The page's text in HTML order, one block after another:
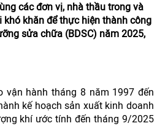
các đơn vị, nhà thầu trong và
khăn để thực hiện thành công
sửa chữa (BDSC) năm 2025,
hành tháng 8 năm 1997 đến
kế hoạch sản xuất kinh doanh
khí ước tính đến tháng 9/2025